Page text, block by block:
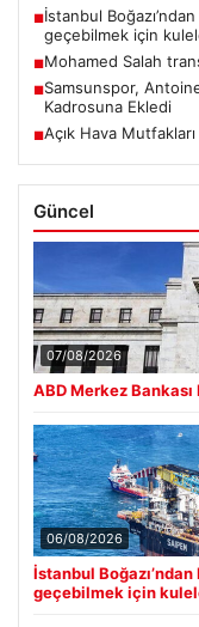
■İstanbul
geçebilmek için
■Mohamed Salah
■Samsunspor,
Kadrosuna Ekledi
■Açık Hava Mutfakları
Güncel
07/08/2026
ABD Merkez
06/08/2026
İstanbul
geçebilmek için